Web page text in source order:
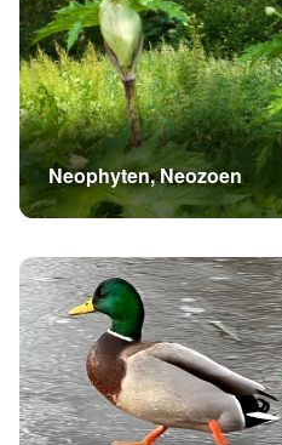
Neophyten, Neozoen